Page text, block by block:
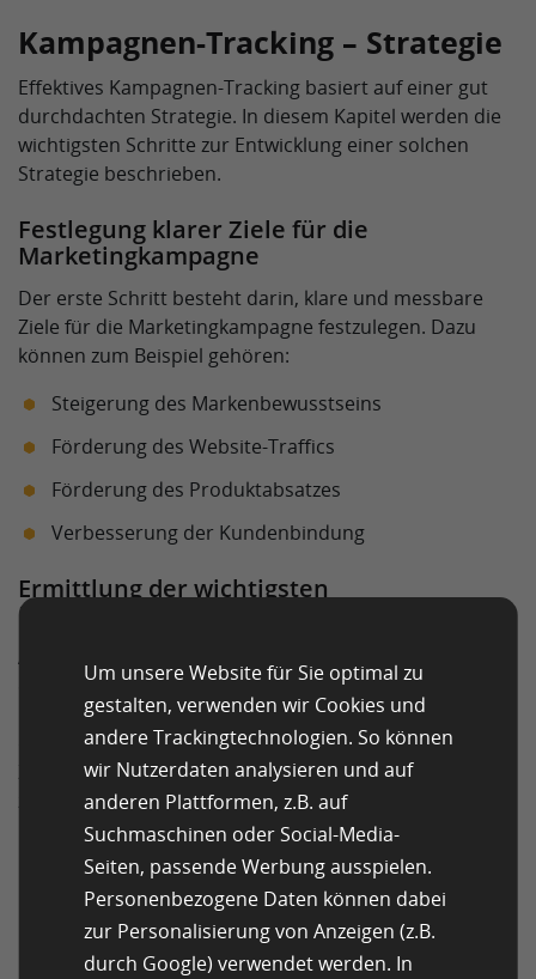
Kampagnen-Tracking – Strategie
Effektives Kampagnen-Tracking basiert auf einer gut
durchdachten Strategie. In diesem Kapitel werden die
wichtigsten Schritte zur Entwicklung einer solchen
Strategie beschrieben.
Festlegung klarer Ziele für die
Marketingkampagne
Der erste Schritt besteht darin, klare und messbare
Ziele für die Marketingkampagne festzulegen. Dazu
können zum Beispiel gehören:
Steigerung des Markenbewusstseins
Förderung des Website-Traffics
Förderung des Produktabsatzes
Verbesserung der Kundenbindung
Ermittlung der wichtigsten
Leistungsindikatoren (KPIs)
Als Nächstes müssen die Vermarkter die richtigen KPIs
ermitteln, welche den Erfolg ihrer Kampagnenziele
messen. Die gewählten KPIs müssen relevant und
quantifizierbar sein. Sie müssen sich immer an den
Zielen der Kampagne orientieren. Solche KPIs können
zum Beispiel die folgenden sein:
FürMarkenbekanntheit: Impressionen, Reichweite
und Engagement-Raten.
Für Website-Traffic: Einzelne Besucher,
Seitenaufrufe und Sitzungsdauer.
Um unsere Website für Sie optimal zu
gestalten, verwenden wir Cookies und
andere Trackingtechnologien. So können
wir Nutzerdaten analysieren und auf
anderen Plattformen, z.B. auf
Suchmaschinen oder Social-Media-
Seiten, passende Werbung ausspielen.
Personenbezogene Daten können dabei
zur Personalisierung von Anzeigen (z.B.
durch Google) verwendet werden. In